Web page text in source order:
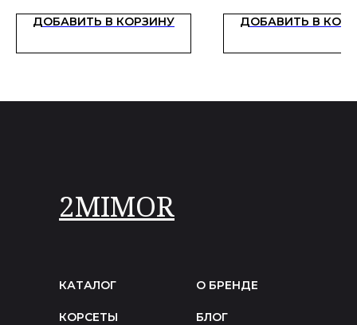
ДОБАВИТЬ В КОРЗИНУ ДОБАВИТЬ В
КАТАЛОГ
КОРСЕТЫ
О БРЕНДЕ
БЛОГ
2MIMOR